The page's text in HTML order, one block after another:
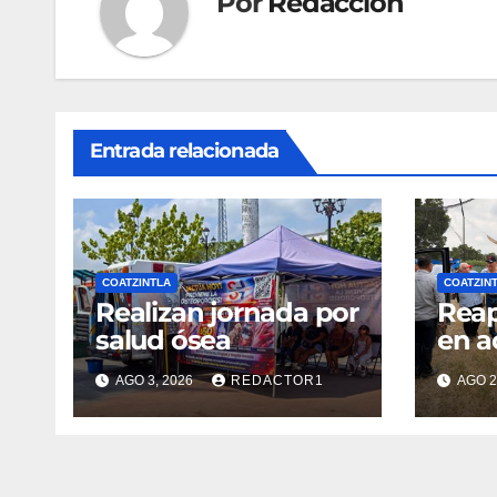
Entrada relacionada
COATZINTLA
Realizan jornada por
salud ósea
AGO 3, 2026 REDACTOR1
en
AGO